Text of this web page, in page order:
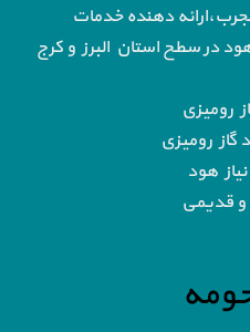
دهنده خدمات
هود در سطح استان البرز و کرج
رومیزی
رومیزی
هود
و قدیمی